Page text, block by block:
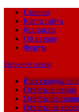
Главная
Карта сайта
Контакты
Об авторе
Форум
Верхнее меню
Кроссворды
Ответы к играм
Ответы на
Ответы на